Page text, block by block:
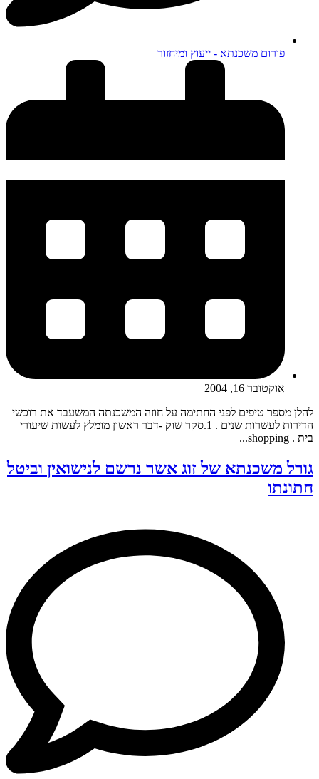
פורום משכנתא - ייעוץ ומיחזור
אוקטובר 16, 2004
להלן מספר טיפים לפני החתימה על חוזה המשכנתה המשעבד את רוכשי
הדירות לעשרות שנים . 1.סקר שוק -דבר ראשון מומלץ לעשות שיעורי
בית . shopping...
גורל משכנתא של זוג אשר נרשם לנישואין וביטל
חתונתו